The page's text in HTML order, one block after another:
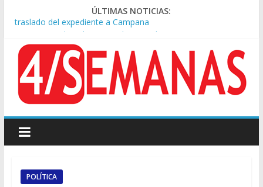
ÚLTIMAS NOTICIAS:
A pocas cuadras de La Bombonera chocaron un tren y un
Día de San Cayetano: masiva marcha a Plaza de Mayo de
sindicatos y organizaciones sociales
Pesar por la muerte de Leandro Rud, histórico representante
y conductor de TV
Tras la aprobación de la ley de propiedad privada, Bullrich
Causa AFA: el juez Amarante calificó de “ficción judicial” el
traslado del expediente a Campana
POLÍTICA